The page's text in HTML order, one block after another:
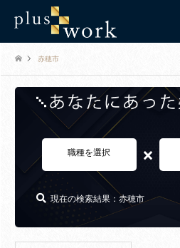
赤穂市
職種を選択 ×
現在の検索結果：赤穂市